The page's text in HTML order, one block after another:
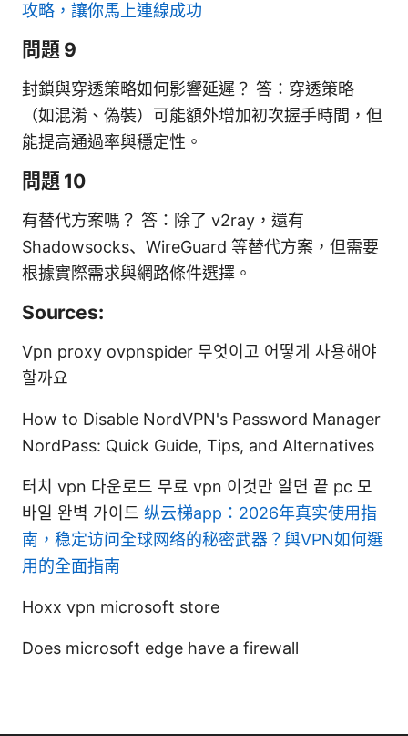
攻略，讓你馬上連線成功
問題 9
封鎖與穿透策略如何影響延遲？ 答：穿透策略
（如混淆、偽裝）可能額外增加初次握手時間，但
能提高通過率與穩定性。
問題 10
有替代方案嗎？ 答：除了 v2ray，還有
Shadowsocks、WireGuard 等替代方案，但需要
根據實際需求與網路條件選擇。
Sources:
Vpn proxy ovpnspider 무엇이고 어떻게 사용해야
할까요
How to Disable NordVPN's Password Manager
NordPass: Quick Guide, Tips, and Alternatives
터치 vpn 다운로드 무료 vpn 이것만 알면 끝 pc 모
바일 완벽 가이드 纵云梯app：2026年真实使用指
南，稳定访问全球网络的秘密武器？與VPN如何選
用的全面指南
Hoxx vpn microsoft store
Does microsoft edge have a firewall